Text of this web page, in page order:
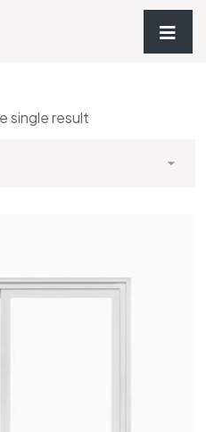
single result